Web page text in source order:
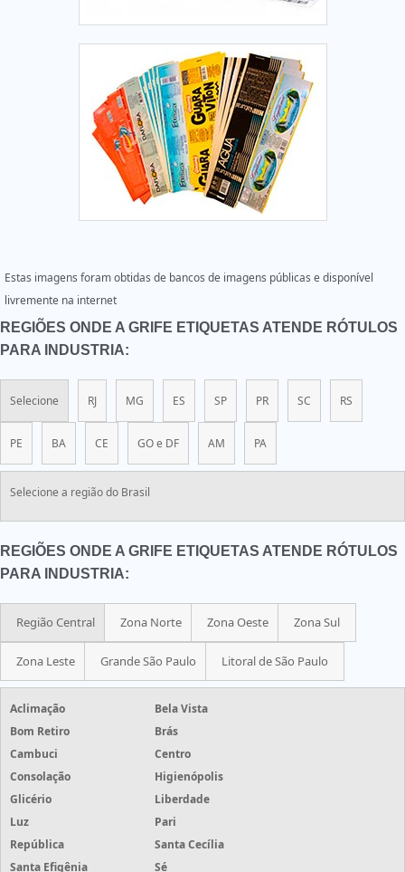
Estas imagens foram obtidas de bancos de imagens públicas e disponível
livremente na internet
REGIÕES ONDE A GRIFE ETIQUETAS ATENDE RÓTULOS
PARA INDUSTRIA:
Selecione RJ MG ES SP PR SC RS
PE BA CE GO e DF AM PA
Selecione a região do Brasil
REGIÕES ONDE A GRIFE ETIQUETAS ATENDE RÓTULOS
PARA INDUSTRIA:
Região Central Zona Norte Zona Oeste Zona Sul
Zona Leste Grande São Paulo Litoral de São Paulo
Aclimação
Bela Vista
Bom Retiro
Brás
Cambuci
Centro
Consolação
Higienópolis
Glicério
Liberdade
Luz
Pari
República
Santa Cecília
Santa Efigênia
Sé